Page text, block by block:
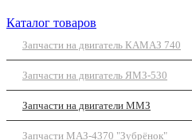
Каталог товаров
Запчасти на двигатель КАМАЗ 740
Запчасти на двигатель ЯМЗ-530
Запчасти на двигатели ММЗ
Запчасти МАЗ-4370 "Зубрёнок"